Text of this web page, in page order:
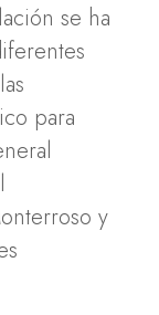
se ha
para
y